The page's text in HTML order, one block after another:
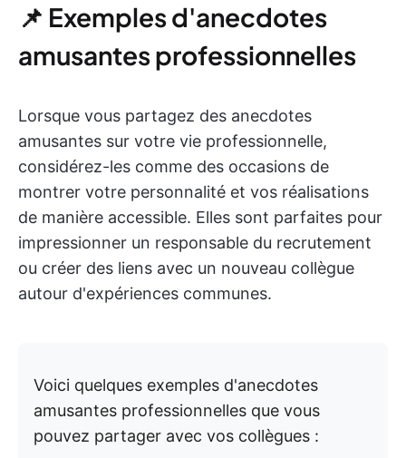
📌 Exemples d'anecdotes
amusantes professionnelles
Lorsque vous partagez des anecdotes
amusantes sur votre vie professionnelle,
considérez-les comme des occasions de
montrer votre personnalité et vos réalisations
de manière accessible. Elles sont parfaites pour
impressionner un responsable du recrutement
ou créer des liens avec un nouveau collègue
autour d'expériences communes.
Voici quelques exemples d'anecdotes
amusantes professionnelles que vous
pouvez partager avec vos collègues :